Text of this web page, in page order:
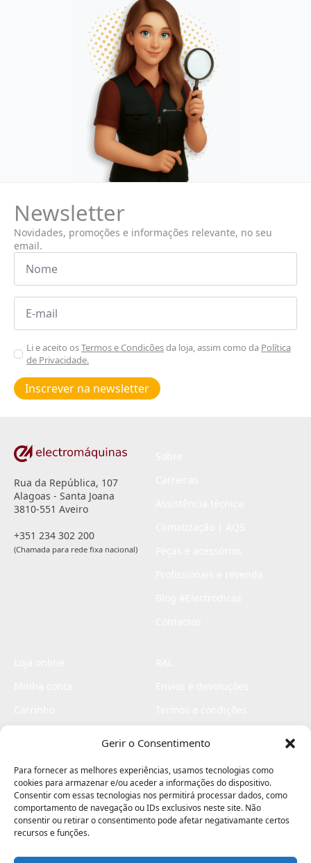
Gerir o Consentimento
Para fornecer as melhores experiências, usamos tecnologias como
cookies para armazenar e/ou aceder a informações do dispositivo.
Consentir com essas tecnologias nos permitirá processar dados, como
comportamento de navegação ou IDs exclusivos neste site. Não
consentir ou retirar o consentimento pode afetar negativamante certos
recursos e funções.
Newsletter
Novidades, promoções e informações relevante, no seu
email.
Nome
Email
Aceitar
Poiticas
de
privacidade
Li e aceito osTermos e Condiçõesda loja, assim como da Política
de Privacidade.
Inscrever na newsletter
Rua da República, 107
Alagoas - Santa Joana
3810-551 Aveiro
+351 234 302 200
(Chamada para rede fixa nacional)
Livro de elogios